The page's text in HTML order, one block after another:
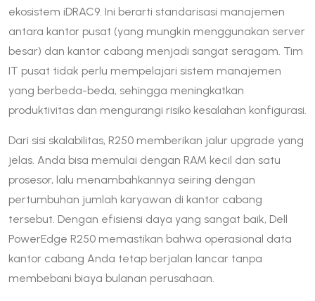
ekosistem iDRAC9. Ini berarti standarisasi manajemen
antara kantor pusat (yang mungkin menggunakan server
besar) dan kantor cabang menjadi sangat seragam. Tim
IT pusat tidak perlu mempelajari sistem manajemen
yang berbeda-beda, sehingga meningkatkan
produktivitas dan mengurangi risiko kesalahan konfigurasi.
Dari sisi skalabilitas, R250 memberikan jalur upgrade yang
jelas. Anda bisa memulai dengan RAM kecil dan satu
prosesor, lalu menambahkannya seiring dengan
pertumbuhan jumlah karyawan di kantor cabang
tersebut. Dengan efisiensi daya yang sangat baik, Dell
PowerEdge R250 memastikan bahwa operasional data
kantor cabang Anda tetap berjalan lancar tanpa
membebani biaya bulanan perusahaan.